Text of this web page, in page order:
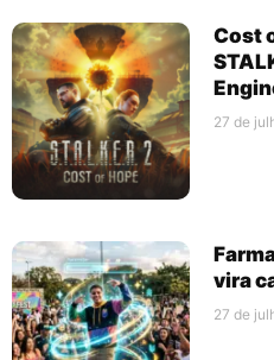
Cost
27 de
vira
27 de